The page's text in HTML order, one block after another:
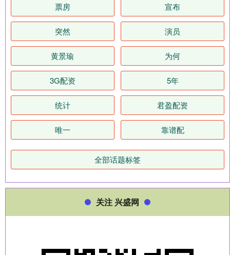
票房 宣布
突然 演员
黄景瑜 为何
3G配资 5年
统计 君盈配资
唯一 靠谱配
全部话题标签
关注 兴盛网